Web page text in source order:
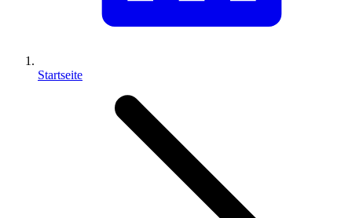
Startseite